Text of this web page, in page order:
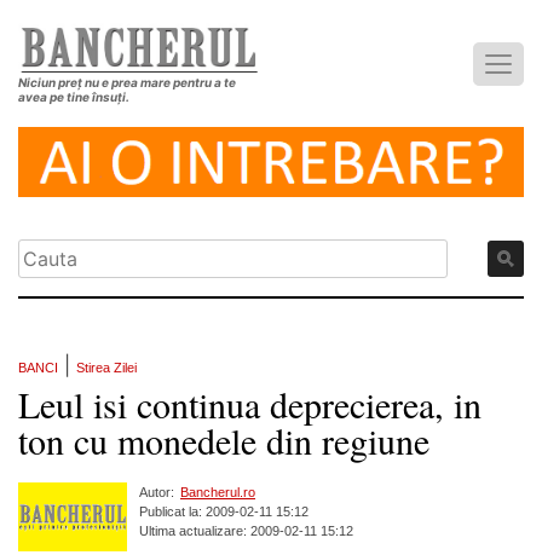
Niciun preț nu e prea mare pentru a te
avea pe tine însuți.
BANCI Stirea Zilei
Leul isi continua deprecierea, in
ton cu monedele din regiune
Autor: Bancherul.ro
Publicat la: 2009-02-11 15:12
Ultima actualizare: 2009-02-11 15:12